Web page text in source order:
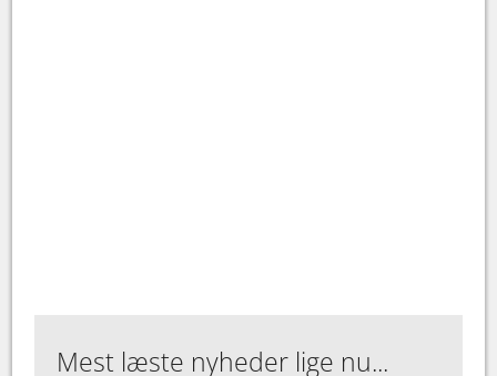
Mest læste nyheder lige nu...